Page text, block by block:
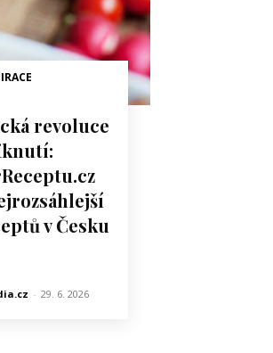
revoluce
v Česku
- 29. 6. 2026